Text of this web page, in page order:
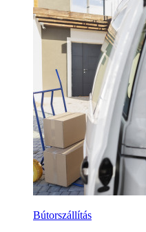
Bútorszállítás